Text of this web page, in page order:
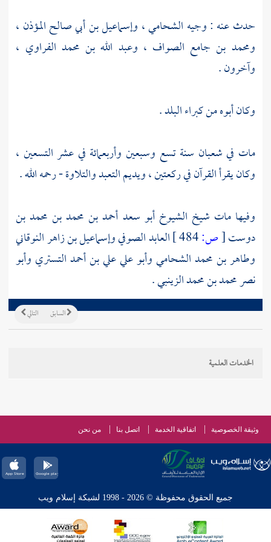
حدث عنه :وجيه الشحامي، وإسماعيل بن أبي صالح المؤذن ،
ومحمد بن جامع الصواف ، وعبد الله بن محمد الفراوي ،
وآخرون .
وكان أبوه من كبراء البلد .
مات في شعبان سنة تسع وسبعين وأربعمائة في عشر التسعين ،
وكان يقرأ القرآن في ركعتين ، ويديم التعبد والتلاوة - رحمه الله .
وفيها مات شيخ الشيوخأبو سعد أحمد بن محمد بن محمد بن
دوست[ص: العابد الصوفيوإسماعيل بن زاهر النوقاني
وطاهر بن محمد الشحاميوأبو علي علي بن أحمد التستري وأبو
نصر محمد بن محمد الزينبي.
التالي السابق
الخدمات العلمية
وثيقة الخصوصية اتفاقية الخدمة اتصل بنا من نحن
جميع الحقوق محفوظة © 2026 - 1998 لشبكة إسلام ويب